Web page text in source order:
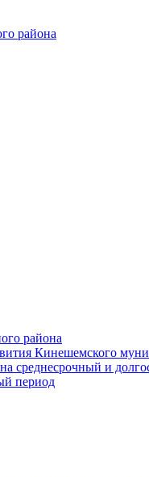
района
района
Кинешемского
среднесрочный и
период